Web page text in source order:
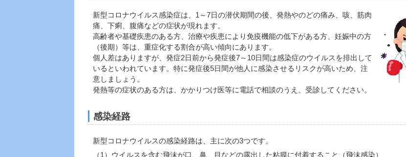
新型コロナウイルス感染症は、1～7日の潜伏期間の後、発熱やのどの痛み、咳、筋肉
痛、下痢、腹痛などの症状が現れます。
高齢者や基礎疾患のある方、治療や疾患により免疫機能の低下がある方、妊娠中の方
（後期）等は、重症化する割合が高い傾向にあります。
個人差はありますが、発症2日前から発症後7～10日間は感染症のウイルスを排出して
いるといわれています。特に発症後5日間が他人に感染させるリスクが高いため、注
意しましょう。
発熱等の症状のある方は、かかりつけ医等に電話で相談のうえ、受診してください。
感染経路
新型コロナウイルスの感染経路は、主に次の3つです。
（1）ウイルスを含む飛沫が口、鼻、目などの露出した粘膜に付着すること（飛沫感染）